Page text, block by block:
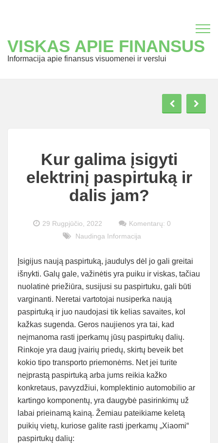
VISKAS APIE FINANSUS
Informacija apie finansus visuomenei ir verslui
Kur galima įsigyti
elektrinį paspirtuką ir
dalis jam?
29 Rugpjūčio, 2022
Komentarų: 0
Naudinga Informacija
Įsigijus naują paspirtuką, jaudulys dėl jo gali greitai
išnykti. Galų gale, važinėtis yra puiku ir viskas, tačiau
nuolatinė priežiūra, susijusi su paspirtuku, gali būti
varginanti. Neretai vartotojai nusiperka naują
paspirtuką ir juo naudojasi tik kelias savaites, kol
kažkas sugenda. Geros naujienos yra tai, kad
neįmanoma rasti įperkamų jūsų paspirtukų dalių.
Rinkoje yra daug įvairių priedų, skirtų beveik bet
kokio tipo transporto priemonėms. Net jei turite
neįprastą paspirtuką arba jums reikia kažko
konkretaus, pavyzdžiui, komplektinio automobilio ar
kartingo komponentų, yra daugybė pasirinkimų už
labai prieinamą kainą. Žemiau pateikiame keletą
puikių vietų, kuriose galite rasti įperkamų „Xiaomi“
paspirtukų dalių: